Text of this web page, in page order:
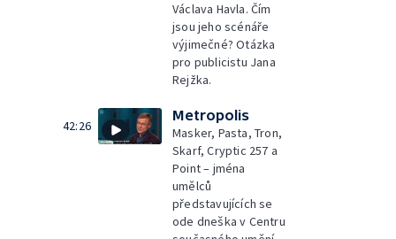
Václava Havla. Čím
jsou jeho scénáře
výjimečné? Otázka
pro publicistu Jana
Rejžka.
42:26
Metropolis
Masker, Pasta, Tron,
Skarf, Cryptic 257 a
Point – jména
umělců
představujících se
ode dneška v Centru